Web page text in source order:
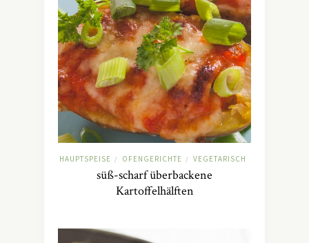
HAUPTSPEISE / OFENGERICHTE / VEGETARISCH
süß-scharf überbackene
Kartoffelhälften